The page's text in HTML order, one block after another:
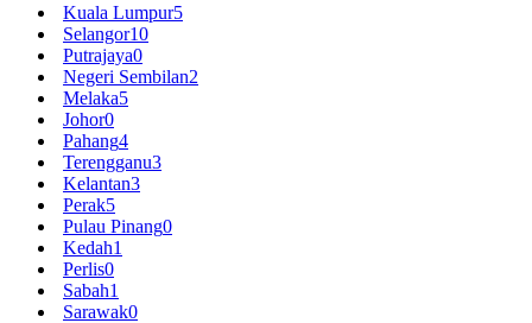
Kuala Lumpur5
Selangor10
Putrajaya0
Negeri Sembilan2
Melaka5
Johor0
Pahang4
Terengganu3
Kelantan3
Perak5
Pulau Pinang0
Kedah1
Perlis0
Sabah1
Sarawak0